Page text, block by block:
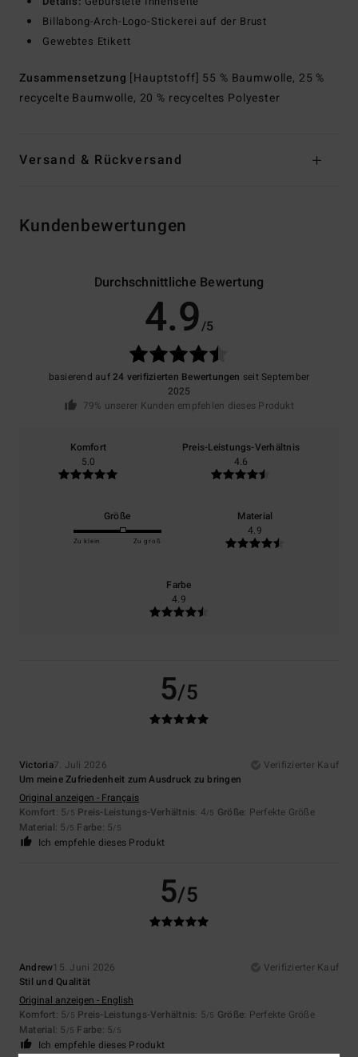
Billabong-Arch-Logo-Stickerei auf der Brust
Gewebtes Etikett
Zusammensetzung [Hauptstoff] 55 % Baumwolle, 25 %
recycelte Baumwolle, 20 % recyceltes Polyester
Versand & Rückversand
Kundenbewertungen
Durchschnittliche Bewertung
4.9/5
basierend auf24 verifizierten Bewertungen seit September
2025
79% unserer Kunden empfehlen dieses Produkt
Komfort
5.0
Preis-Leistungs-Verhältnis
4.6
Größe
Zu klein Zu groß
Material
4.9
Farbe
4.9
5/5
Victoria7. Juli 2026
Verifizierter Kauf
Um meine Zufriedenheit zum Ausdruck zu bringen
Original anzeigen - Français
Komfort: 5/5 Preis-Leistungs-Verhältnis: 4/5 Größe: Perfekte Größe
Material: 5 /5 Farbe: 5/5
Ich empfehle dieses Produkt
5/5
Andrew15. Juni 2026
Verifizierter Kauf
Stil und Qualität
Original anzeigen - English
Komfort: 5/5 Preis-Leistungs-Verhältnis: 5/5 Größe: Perfekte Größe
Material: 5 /5 Farbe: 5/5
Ich empfehle dieses Produkt